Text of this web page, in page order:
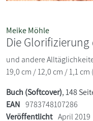
Meike Möhle
Die
und andere
19,0 cm / 12,0 cm / 1,1 cm
Buch (Softcover), 148
EAN 9783748107286
Veröffentlicht April 2019